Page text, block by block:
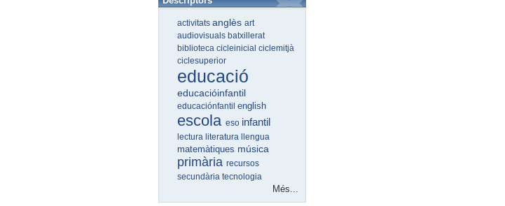
activitatsanglèsart
audiovisualsbatxillerat
bibliotecacicleinicialciclemitjà
ciclesuperior
educació
educacióinfantil
educaciónfantilenglish
escolaeso infantil
lecturaliteraturallengua
matemàtiques música
primàriarecursos
secundàriatecnologia
Més...